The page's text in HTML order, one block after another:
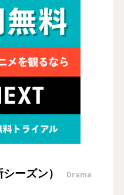
ーズン） Drama